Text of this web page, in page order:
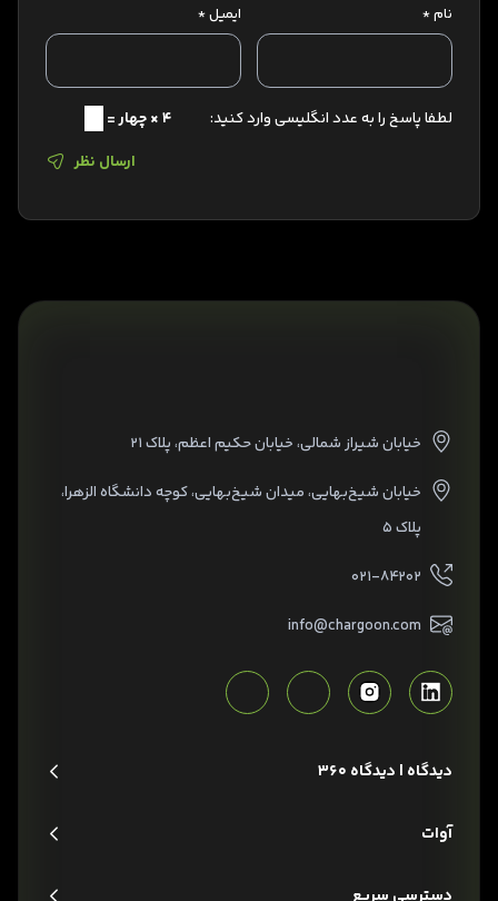
نام* ایمیل*
لطفا پاسخ را به عدد انگلیسی وارد کنید:
4 × چهار =
ارسال نظر
خیابان شیراز شمالی، خیابان حکیم اعظم، پلاک ۲۱
خیابان شیخ‌بهایی، میدان شیخ‌بهایی، کوچه دانشگاه الزهرا،
پلاک ۵
۰۲۱-۸۴۲۰۲
info@chargoon.com
دیدگاه | دیدگاه 360
آوات